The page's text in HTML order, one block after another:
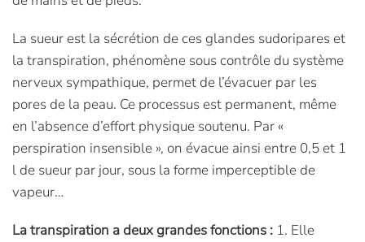
La sueur est la sécrétion de ces glandes sudoripares et
la transpiration, phénomène sous contrôle du système
nerveux sympathique, permet de l’évacuer par les
pores de la peau. Ce processus est permanent, même
en l’absence d’effort physique soutenu. Par «
perspiration insensible », on évacue ainsi entre 0,5 et 1
l de sueur par jour, sous la forme imperceptible de
vapeur…
La transpiration a deux grandes fonctions : 1. Elle